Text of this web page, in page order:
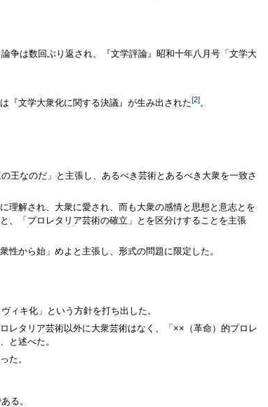
争は数回ぶり返され、『文学評論』昭和十年八月号「文学大
『文学大衆化に関する決議』が生み出された[2]。
王なのだ」と主張し、あるべき芸術とあるべき大衆を一致さ
理解され、大衆に愛され、而も大衆の感情と思想と意志とを
、「プロレタリア芸術の確立」とを区分けすることを主張
性から始」めよと主張し、形式の問題に限定した。
ィキ化」という方針を打ち出した。
レタリア芸術以外に大衆芸術はなく、「××（革命）的プロレ
と述べた。
た。
る。